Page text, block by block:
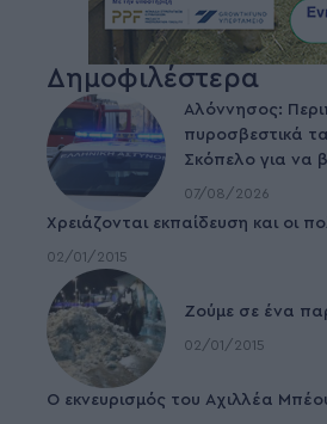
Δημοφιλέστερα
Αλόννησος:
πυροσβεστικά
Σκόπελο για να
07/08/2026
Χρειάζονται εκπαίδευση και οι
02/01/2015
Ζούμε σε ένα
02/01/2015
Ο εκνευρισμός του Αχιλλέα